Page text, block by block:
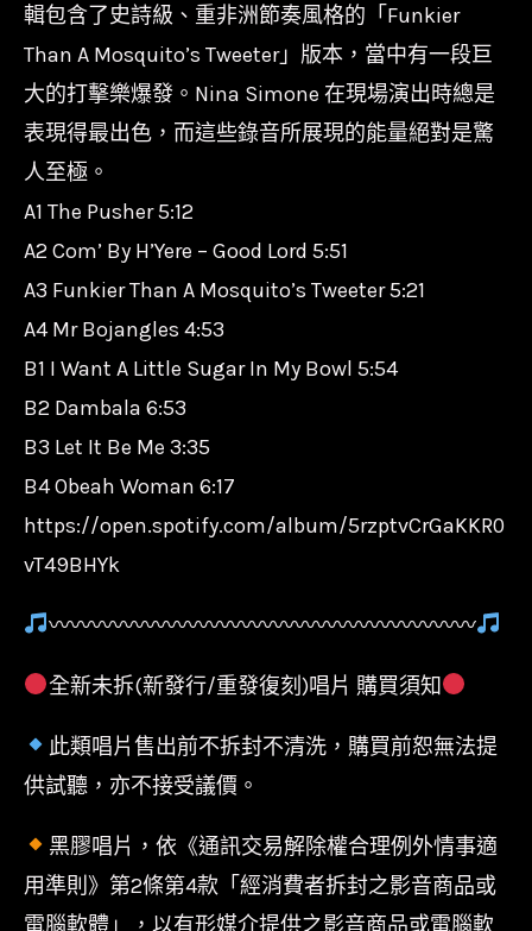
止
It
Is
Finished/180g/MOVLP1632
數
量
輯包含了史詩級、重非洲節奏風格的「Funkier
Than A Mosquito’s Tweeter」版本，當中有一段巨
大的打擊樂爆發。Nina Simone 在現場演出時總是
表現得最出色，而這些錄音所展現的能量絕對是驚
人至極。
A1 The Pusher 5:12
A2 Com’ By H’Yere – Good Lord 5:51
A3 Funkier Than A Mosquito’s Tweeter 5:21
A4 Mr Bojangles 4:53
B1 I Want A Little Sugar In My Bowl 5:54
B2 Dambala 6:53
B3 Let It Be Me 3:35
B4 Obeah Woman 6:17
https://open.spotify.com/album/5rzptvCrGaKKR0
vT49BHYk
〰〰〰〰〰〰〰〰〰〰〰〰〰〰〰〰〰〰〰〰
全新未拆(新發行/重發復刻)唱片 購買須知
此類唱片售出前不拆封不清洗，購買前恕無法提
供試聽，亦不接受議價。
黑膠唱片，依《通訊交易解除權合理例外情事適
用準則》第2條第4款「經消費者拆封之影音商品或
電腦軟體」，以有形媒介提供之影音商品或電腦軟